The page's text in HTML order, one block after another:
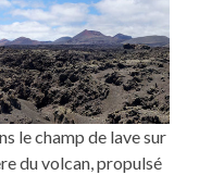
le champ de lave sur
du volcan, propulsé